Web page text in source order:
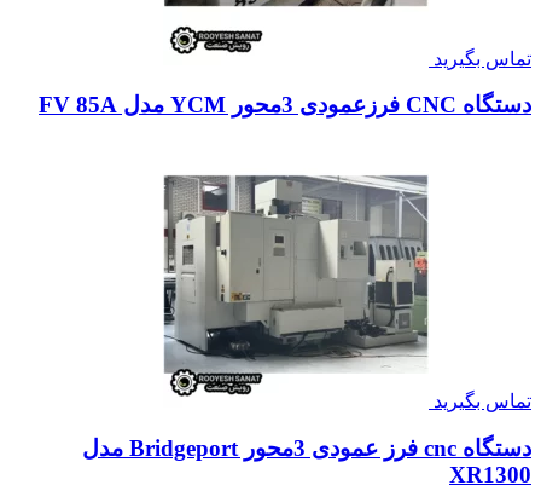
تماس بگیرید
دستگاه CNC فرزعمودی 3محور YCM مدل FV 85A
تماس بگیرید
دستگاه cnc فرز عمودی 3محور Bridgeport مدل
XR1300